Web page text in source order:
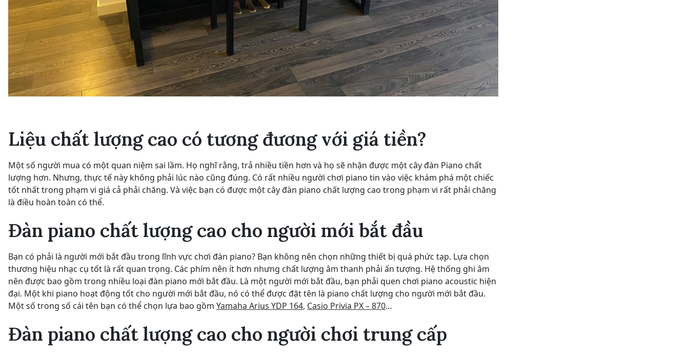
Liệu chất lượng cao có tương đương với giá tiền?
Một số người mua có một quan niệm sai lầm. Họ nghĩ rằng, trả nhiều tiền hơn và họ sẽ nhận được một cây đàn Piano chất
lượng hơn. Nhưng, thực tế này không phải lúc nào cũng đúng. Có rất nhiều người chơi piano tin vào việc khám phá một chiếc
tốt nhất trong phạm vi giá cả phải chăng. Và việc bạn có được một cây đàn piano chất lượng cao trong phạm vi rất phải chăng
là điều hoàn toàn có thể.
Đàn piano chất lượng cao cho người mới bắt đầu
Bạn có phải là người mới bắt đầu trong lĩnh vực chơi đàn piano? Bạn không nên chọn những thiết bị quá phức tạp. Lựa chọn
thương hiệu nhạc cụ tốt là rất quan trọng. Các phím nên ít hơn nhưng chất lượng âm thanh phải ấn tượng. Hệ thống ghi âm
nên được bao gồm trong nhiều loại đàn piano mới bắt đầu. Là một người mới bắt đầu, bạn phải quen chơi piano acoustic hiện
đại. Một khi piano hoạt động tốt cho người mới bắt đầu, nó có thể được đặt tên là piano chất lượng cho người mới bắt đầu.
Một số trong số cái tên bạn có thể chọn lựa bao gồm Yamaha Arius YDP 164, Casio Privia PX – 870…
Đàn piano chất lượng cao cho người chơi trung cấp